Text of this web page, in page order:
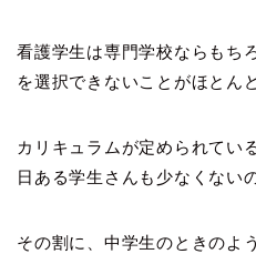
看護学生は専門学校ならもち
を選択できないことがほとん
カリキュラムが定められてい
日ある学生さんも少なくない
その割に、中学生のときのよ